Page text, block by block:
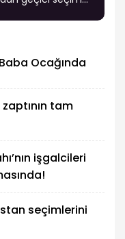
Ocağında
tam
işgalcileri
seçimlerini